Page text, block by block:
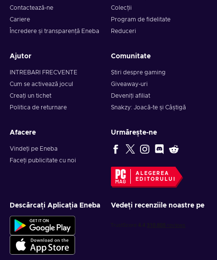
Contactează-ne
Cariere
Încredere și transparență Eneba
Colecții
Program de fidelitate
Reduceri
Ajutor
INTREBARI FRECVENTE
Cum se activează jocul
Creați un tichet
Politica de returnare
Comunitate
Știri despre gaming
Giveaway-uri
Deveniți afiliat
Snakzy: Joacă-te și Câștigă
Afacere
Vindeți pe Eneba
Faceți publicitate cu noi
Urmărește-ne
ALEGEREA
EDITORULUI
Descărcați Aplicația Eneba Vedeți recenziile noastre pe